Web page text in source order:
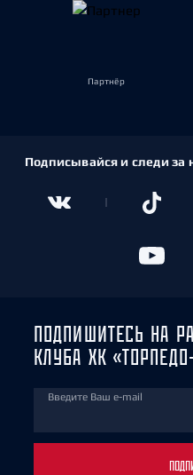
Партнёр
Подписывайся и следи за
ПОДПИШИТЕСЬ НА
КЛУБА ХК
Введите Ваш e-mail